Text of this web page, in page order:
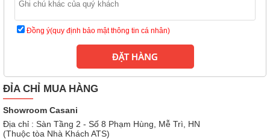
ĐỈA CHỈ MUA HÀNG
Showroom Casani
Địa chỉ : Sàn Tầng 2 - Số 8 Phạm Hùng, Mễ Trì, HN
(Thuộc tòa Nhà Khách ATS)